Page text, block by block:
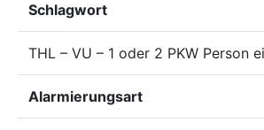
Schlagwort
THL – VU – 1 oder 2 PKW Person
Alarmierungsart